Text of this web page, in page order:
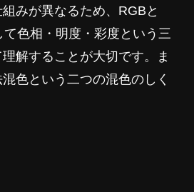
みが異なるため、RGBと
色相・明度・彩度という三
解することが大切です。ま
色という二つの混色のしく